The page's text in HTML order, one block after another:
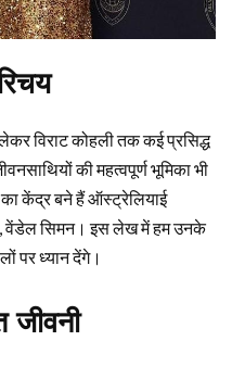
विराट कोहली तक कई प्रसिद्ध
की महत्वपूर्ण भूमिका भी
का केंद्र बने हैं ऑस्ट्रेलियाई
वेंडेल सिमन। इस लेख में हम उनके
पर ध्यान देंगे।
जीवनी